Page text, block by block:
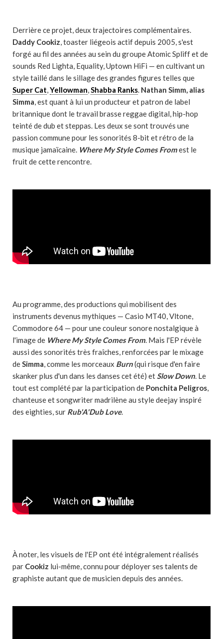
Derrière ce projet, deux trajectoires complémentaires.
Daddy Cookiz, toaster liégeois actif depuis 2005, s'est
forgé au fil des années au sein du groupe Atomic Spliff et de
sounds Red Lighta, Equality, Uptown HiFi — en cultivant un
style taillé dans le sillage des grandes figures telles que
Super Cat,Yellowman,Shabba Ranks. Nathan Simm, alias
Simma, est quant à lui un producteur et patron de label
britannique dont le travail brasse reggae digital, hip-hop
teinté de dub et steppas. Les deux se sont trouvés une
passion commune pour les sonorités 8-bit et rétro de la
musique jamaïcaine. Where My Style Comes Fromest le
fruit de cette rencontre.
Au programme, des productions qui mobilisent des
instruments devenus mythiques — Casio MT40, Vltone,
Commodore 64 — pour une couleur sonore nostalgique à
l'image de Where My Style Comes From. Mais l'EP révèle
aussi des sonorités très fraîches, renforcées par le mixage
deSimma, comme les morceaux Burn(qui risque d'en faire
skanker plus d'un dans les danses cet été) etSlow Down. Le
tout est complété par la participation de Ponchita Peligros,
chanteuse et songwriter madrilène au style deejay inspiré
des eighties, sur Rub'A'Dub Love.
À noter, les visuels de l'EP ont été intégralement réalisés
par Cookiz lui-même, connu pour déployer ses talents de
graphiste autant que de musicien depuis des années.